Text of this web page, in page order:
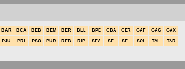
BAR BCA BEB BEM BER BLL BPE CBA CER GAF GAG GAX
PJU PRI PSO PUR REB RIP SEA SEI SEL SOL TAL TAR